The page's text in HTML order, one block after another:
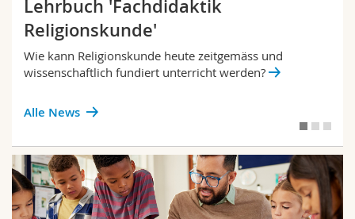
Lehrbuch 'Fachdidaktik
Religionskunde'
Wie kann Religionskunde heute zeitgemäss und
wissenschaftlich fundiert unterricht werden?
Alle News